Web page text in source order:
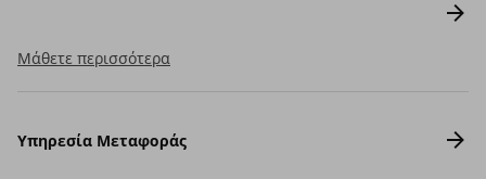
Μάθετε περισσότερα
Υπηρεσία Μεταφοράς